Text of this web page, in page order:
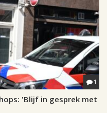
1
'Blijf in gesprek met